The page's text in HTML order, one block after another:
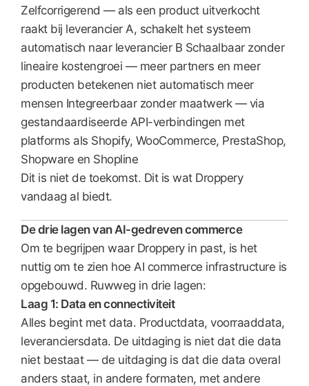
Zelfcorrigerend — als een product uitverkocht
raakt bij leverancier A, schakelt het systeem
automatisch naar leverancier B Schaalbaar zonder
lineaire kostengroei — meer partners en meer
producten betekenen niet automatisch meer
mensen Integreerbaar zonder maatwerk — via
gestandaardiseerde API-verbindingen met
platforms als Shopify, WooCommerce, PrestaShop,
Shopware en Shopline
Dit is niet de toekomst. Dit is wat Droppery
vandaag al biedt.
De drie lagen van AI-gedreven commerce
Om te begrijpen waar Droppery in past, is het
nuttig om te zien hoe AI commerce infrastructure is
opgebouwd. Ruwweg in drie lagen:
Laag 1: Data en connectiviteit
Alles begint met data. Productdata, voorraaddata,
leveranciersdata. De uitdaging is niet dat die data
niet bestaat — de uitdaging is dat die data overal
anders staat, in andere formaten, met andere